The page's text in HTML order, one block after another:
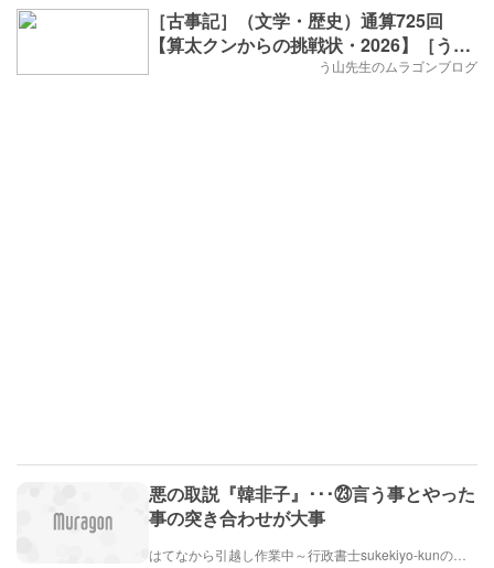
［古事記］（文学・歴史）通算725回
【算太クンからの挑戦状・2026】［う山
う山先生のムラゴンブログ
悪の取説『韓非子』･･･㉓言う事とやった
事の突き合わせが大事